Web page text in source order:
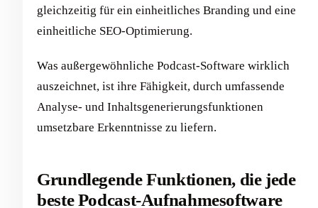
gleichzeitig für ein einheitliches Branding und eine
einheitliche SEO-Optimierung.
Was außergewöhnliche Podcast-Software wirklich
auszeichnet, ist ihre Fähigkeit, durch umfassende
Analyse- und Inhaltsgenerierungsfunktionen
umsetzbare Erkenntnisse zu liefern.
Grundlegende Funktionen, die jede
beste Podcast-Aufnahmesoftware